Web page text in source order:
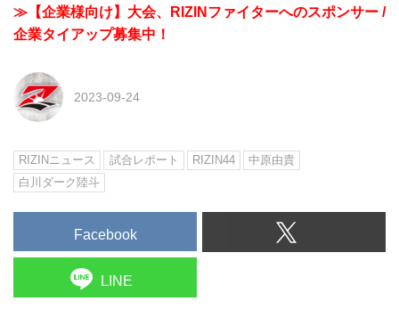
≫【企業様向け】大会、RIZINファイターへのスポンサー /
企業タイアップ募集中！
2023-09-24
RIZINニュース 試合レポート RIZIN44
中原由貴
白川ダーク陸斗
Facebook
LINE